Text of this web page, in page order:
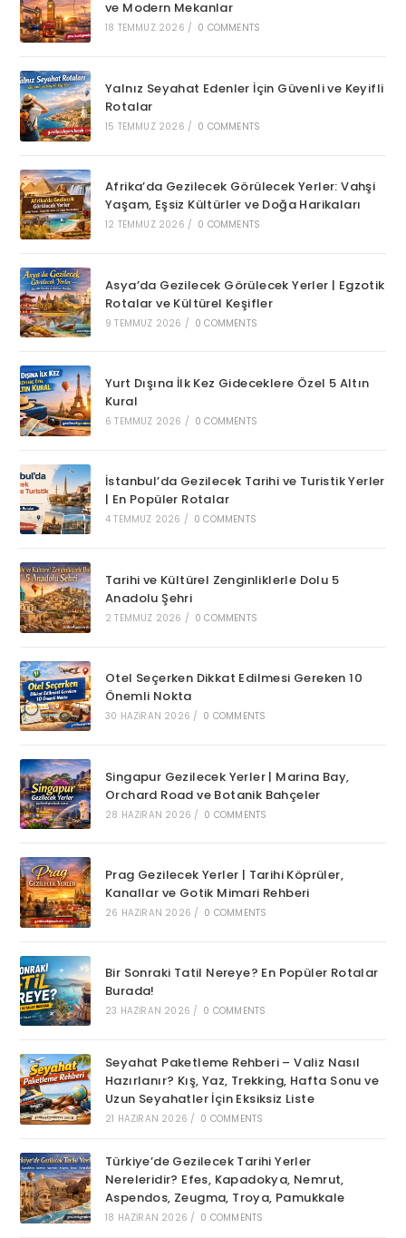
ve Modern Mekanlar
18 TEMMUZ 2026 / 0 COMMENTS
Yalnız Seyahat Edenler İçin Güvenli ve Keyifli
Rotalar
15 TEMMUZ 2026 / 0 COMMENTS
Afrika’da Gezilecek Görülecek Yerler: Vahşi
Yaşam, Eşsiz Kültürler ve Doğa Harikaları
12 TEMMUZ 2026 / 0 COMMENTS
Asya’da Gezilecek Görülecek Yerler | Egzotik
Rotalar ve Kültürel Keşifler
9 TEMMUZ 2026 / 0 COMMENTS
Yurt Dışına İlk Kez Gideceklere Özel 5 Altın
Kural
6 TEMMUZ 2026 / 0 COMMENTS
İstanbul’da Gezilecek Tarihi ve Turistik Yerler
| En Popüler Rotalar
4 TEMMUZ 2026 / 0 COMMENTS
Tarihi ve Kültürel Zenginliklerle Dolu 5
Anadolu Şehri
2 TEMMUZ 2026 / 0 COMMENTS
Otel Seçerken Dikkat Edilmesi Gereken 10
Önemli Nokta
30 HAZIRAN 2026 / 0 COMMENTS
Singapur Gezilecek Yerler | Marina Bay,
Orchard Road ve Botanik Bahçeler
28 HAZIRAN 2026 / 0 COMMENTS
Prag Gezilecek Yerler | Tarihi Köprüler,
Kanallar ve Gotik Mimari Rehberi
26 HAZIRAN 2026 / 0 COMMENTS
Bir Sonraki Tatil Nereye? En Popüler Rotalar
Burada!
23 HAZIRAN 2026 / 0 COMMENTS
Seyahat Paketleme Rehberi – Valiz Nasıl
Hazırlanır? Kış, Yaz, Trekking, Hafta Sonu ve
Uzun Seyahatler İçin Eksiksiz Liste
21 HAZIRAN 2026 / 0 COMMENTS
Türkiye’de Gezilecek Tarihi Yerler
Nereleridir? Efes, Kapadokya, Nemrut,
Aspendos, Zeugma, Troya, Pamukkale
18 HAZIRAN 2026 / 0 COMMENTS